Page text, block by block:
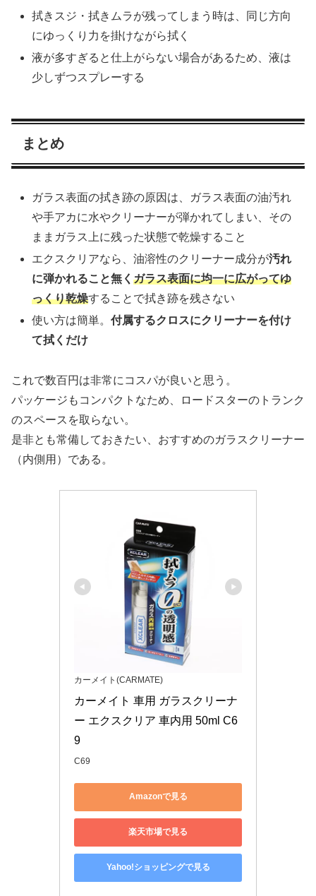
拭きスジ・拭きムラが残ってしまう時は、同じ方向
にゆっくり力を掛けながら拭く
液が多すぎると仕上がらない場合があるため、液は
少しずつスプレーする
まとめ
ガラス表面の拭き跡の原因は、ガラス表面の油汚れ
や手アカに水やクリーナーが弾かれてしまい、その
ままガラス上に残った状態で乾燥すること
エクスクリアなら、油溶性のクリーナー成分が汚れ
に弾かれること無くガラス表面に均一に広がってゆ
っくり乾燥することで拭き跡を残さない
使い方は簡単。付属するクロスにクリーナーを付け
て拭くだけ
これで数百円は非常にコスパが良いと思う。
パッケージもコンパクトなため、ロードスターのトランク
のスペースを取らない。
是非とも常備しておきたい、おすすめのガラスクリーナー
（内側用）である。
カーメイト(CARMATE)
カーメイト 車用 ガラスクリーナ
ー エクスクリア 車内用 50ml C6
9
C69
Amazonで見る
楽天市場で見る
Yahoo!ショッピングで見る